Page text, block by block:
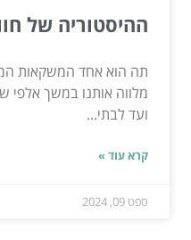
ההיסטוריה של
תה הוא אחד המשקאות
מלווה אותנו במשך אלפי
ועד לבתי...
קרא עוד »
ספט 09, 2024